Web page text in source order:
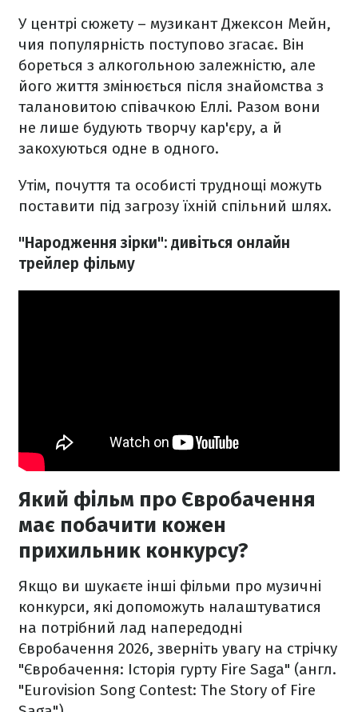
У центрі сюжету – музикант Джексон Мейн,
чия популярність поступово згасає. Він
бореться з алкогольною залежністю, але
його життя змінюється після знайомства з
талановитою співачкою Еллі. Разом вони
не лише будують творчу кар'єру, а й
закохуються одне в одного.
Утім, почуття та особисті труднощі можуть
поставити під загрозу їхній спільний шлях.
"Народження зірки": дивіться онлайн
трейлер фільму
Який фільм про Євробачення
має побачити кожен
прихильник конкурсу?
Якщо ви шукаєте інші фільми про музичні
конкурси, які допоможуть налаштуватися
на потрібний лад напередодні
Євробачення 2026, зверніть увагу на стрічку
"Євробачення: Історія гурту Fire Saga" (англ.
"Eurovision Song Contest: The Story of Fire